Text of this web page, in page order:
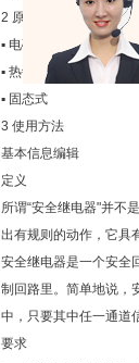
2 原理
▪ 电磁式
▪ 热敏干簧
▪ 固态式
3 使用方法
基本信息编辑
定义
所谓“安全继电器"并不
出有规则的动作，它具
安全继电器是一个安全
制回路里。简单地说，
中，只要其中任一通道
要求